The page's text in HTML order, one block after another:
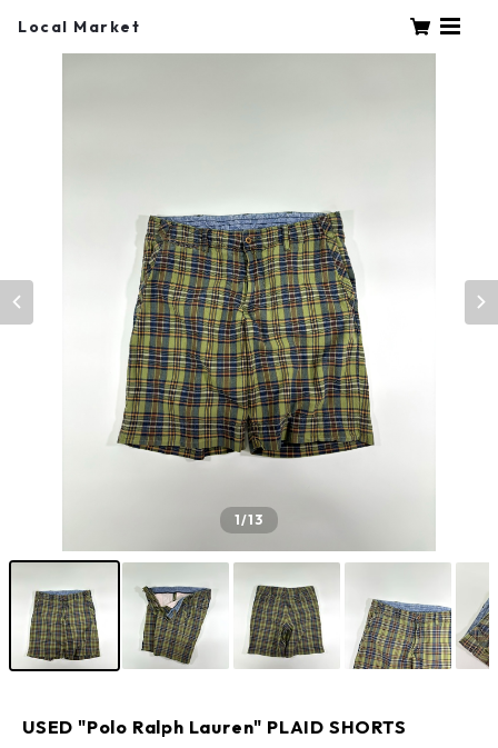
Local Market
1/13
USED "Polo Ralph Lauren" PLAID SHORTS